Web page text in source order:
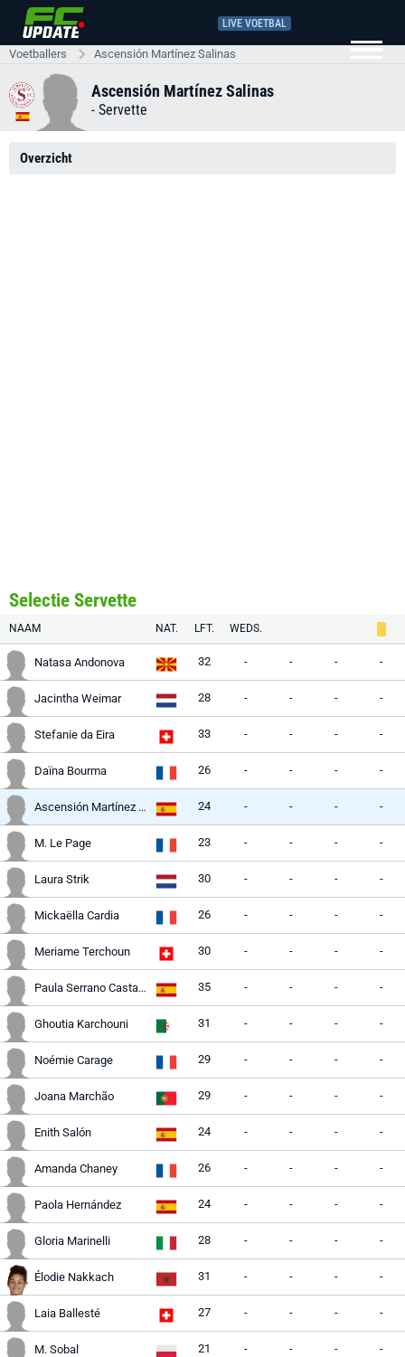
LIVE VOETBAL
Voetballers Ascensión Martínez Salinas
Ascensión Martínez Salinas
- Servette
Overzicht
Selectie Servette
NAAM NAT. LFT. WEDS.
Natasa Andonova 32 - - - -
Jacintha Weimar 28 - - - -
Stefanie da Eira 33 - - - -
Daïna Bourma 26 - - - -
Ascensión Martínez Salinas 24 - - - -
M. Le Page 23 - - - -
Laura Strik 30 - - - -
Mickaëlla Cardia 26 - - - -
Meriame Terchoun 30 - - - -
Paula Serrano Castaño 35 - - - -
Ghoutia Karchouni 31 - - - -
Noémie Carage 29 - - - -
Joana Marchão 29 - - - -
Enith Salón 24 - - - -
Amanda Chaney 26 - - - -
Paola Hernández 24 - - - -
Gloria Marinelli 28 - - - -
Élodie Nakkach 31 - - - -
Laia Ballesté 27 - - - -
M. Sobal 21 - - - -